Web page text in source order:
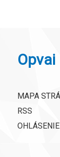
Opvai
MAPA
RSS